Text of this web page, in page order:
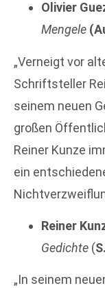
Olivier
Mengele
„Verneigt vor
Schriftsteller
seinem neuen
großen
Reiner Kunze
ein
Reiner
Gedichte (
„In seinem